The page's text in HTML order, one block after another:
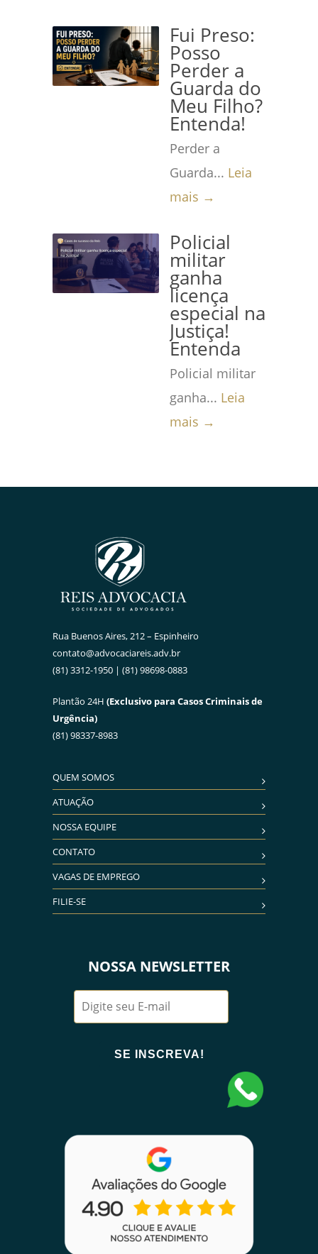
Fui Preso:
Posso
Perder a
Guarda do
Meu Filho?
Entenda!
Perder a
Guarda... Leia
mais →
Policial
militar
ganha
licença
especial na
Justiça!
Entenda
Policial militar
ganha... Leia
mais →
Rua Buenos Aires, 212 – Espinheiro
contato@advocaciareis.adv.br
(81) 3312-1950 | (81) 98698-0883
Plantão 24H (Exclusivo para Casos Criminais de
Urgência)
(81) 98337-8983
QUEM SOMOS
ATUAÇÃO
NOSSA EQUIPE
CONTATO
VAGAS DE EMPREGO
FILIE-SE
NOSSA NEWSLETTER